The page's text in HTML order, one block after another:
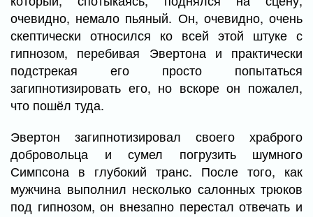
очевидно, немало пьяный. Он, очевидно, очень
скептически относился ко всей этой штуке с
гипнозом, перебивая Эвертона и практически
подстрекая его просто попытаться
загипнотизировать его, но вскоре он пожалел,
что пошёл туда.
Эвертон загипнотизировал своего храброго
добровольца и сумел погрузить шумного
Симпсона в глубокий транс. После того, как
мужчина выполнил несколько салонных трюков
под гипнозом, он внезапно перестал отвечать и